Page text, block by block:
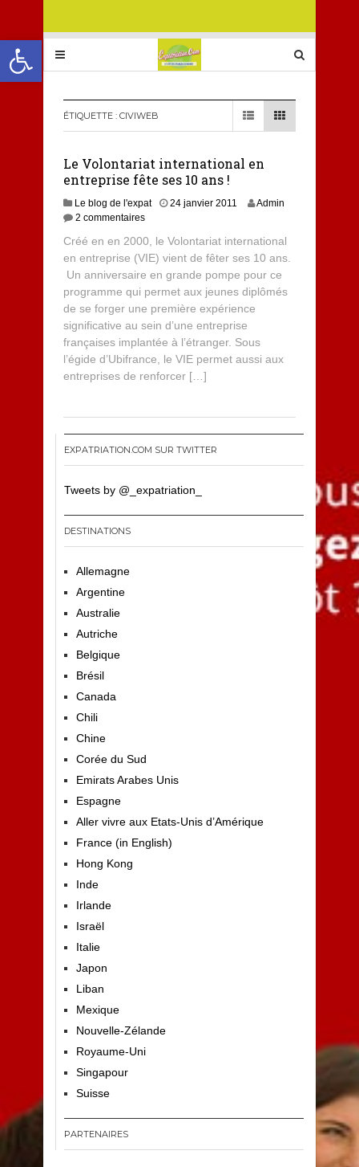
Ouvrir la barre d’outils
ÉTIQUETTE : CIVIWEB
Le Volontariat international en
entreprise fête ses 10 ans !
Le blog de l'expat 24 janvier 2011
Admin
2 commentaires
Créé en en 2000, le Volontariat international
en entreprise (VIE) vient de fêter ses 10 ans.
Un anniversaire en grande pompe pour ce
programme qui permet aux jeunes diplômés
de se forger une première expérience
significative au sein d’une entreprise
françaises implantée à l’étranger. Sous
l’égide d’Ubifrance, le VIE permet aussi aux
entreprises de renforcer […]
EXPATRIATION.COM SUR TWITTER
Tweets by @_expatriation_
DESTINATIONS
Allemagne
Argentine
Australie
Autriche
Belgique
Brésil
Canada
Chili
Chine
Corée du Sud
Emirats Arabes Unis
Espagne
Aller vivre aux Etats-Unis d’Amérique
France (in English)
Hong Kong
Inde
Irlande
Israël
Italie
Japon
Liban
Mexique
Nouvelle-Zélande
Royaume-Uni
Singapour
Suisse
PARTENAIRES